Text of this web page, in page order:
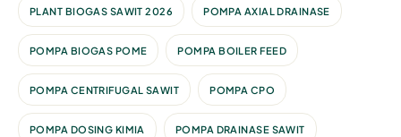
PLANT BIOGAS SAWIT 2026 POMPA AXIAL DRAINASE
POMPA BIOGAS POME POMPA BOILER FEED
POMPA CENTRIFUGAL SAWIT POMPA CPO
POMPA DOSING KIMIA POMPA DRAINASE SAWIT